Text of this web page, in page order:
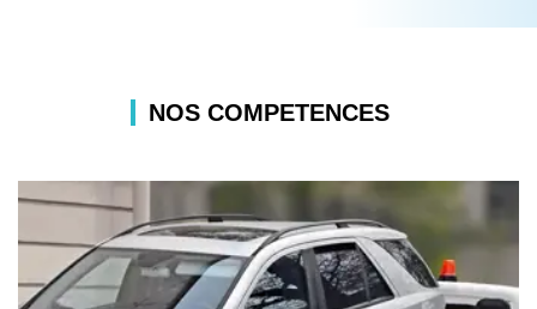
NOS COMPETENCES